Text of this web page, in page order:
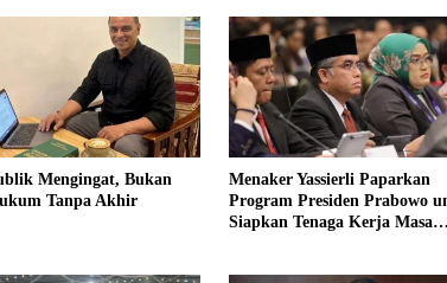
Mengingat, Bukan
Tanpa Akhir
Menaker Yassierli Paparkan
Program Presiden Prabowo
Siapkan Tenaga Kerja Masa